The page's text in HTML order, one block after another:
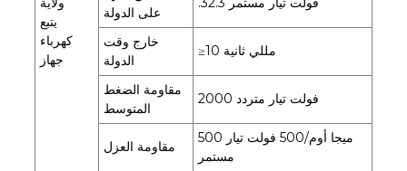
يتبع
كهرباء
جهاز
على الدولة
خارج وقت
الدولة
≥10 مللي ثانية
مقاومة الضغط
المتوسط
2000 فولت تيار متردد
مقاومة العزل
500 ميجا أوم/500 فولت تيار
مستمر